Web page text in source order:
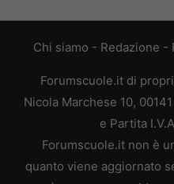
Chi siamo - Redazione -
Forumscuole.it di
Nicola Marchese 10,
e Partita
Forumscuole.it non è
quanto viene aggiornato